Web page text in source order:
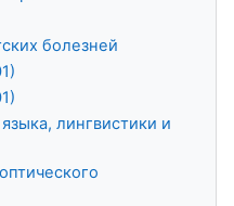
болезней
лингвистики и